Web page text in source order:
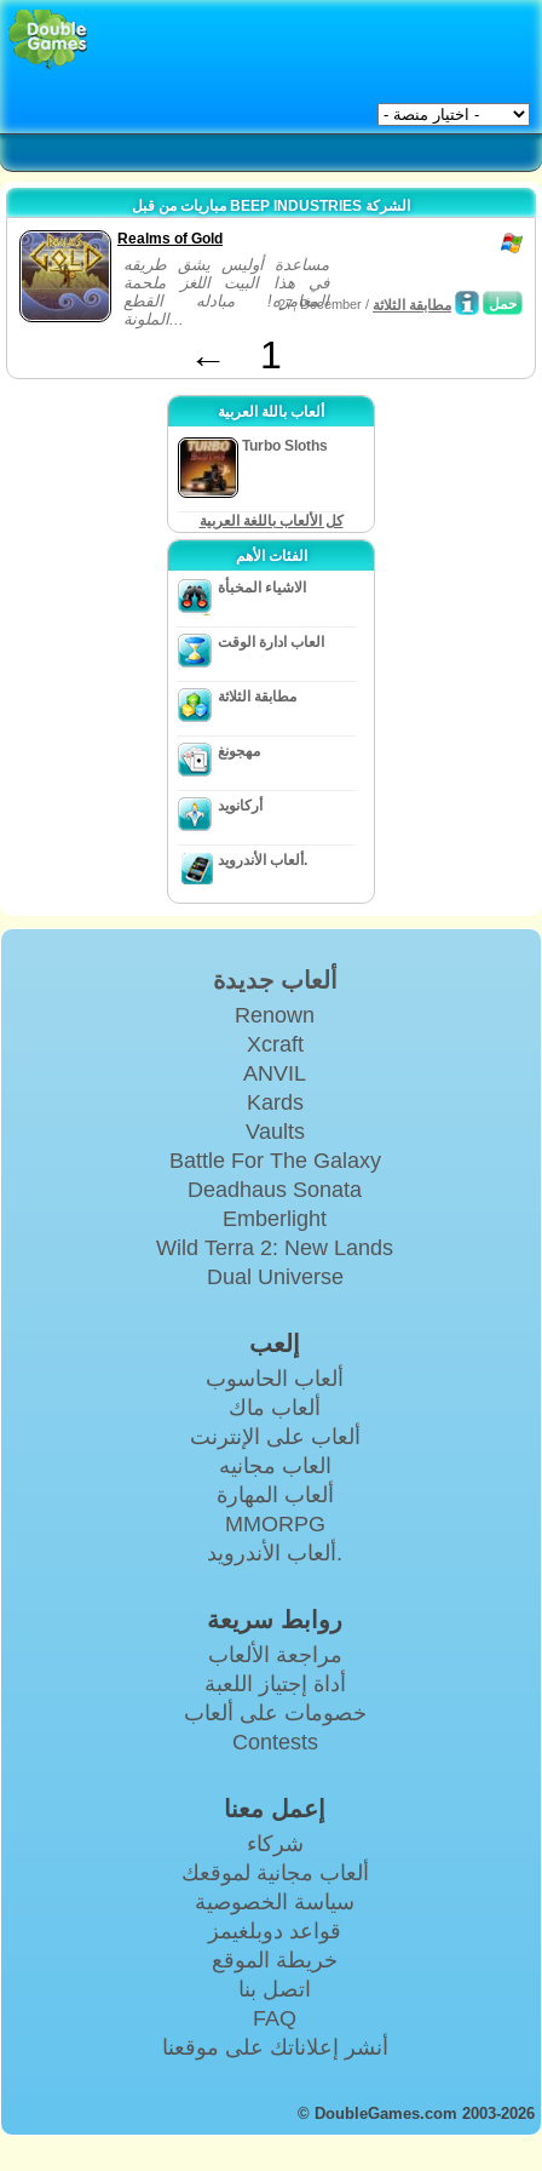
مباريات من قبل BEEP INDUSTRIES الشركة
Realms of Gold
مساعدة أوليس يشق طريقه
في هذا البيت اللغز ملحمة
المغامره! مبادله القطع
الملونة...
حمل 27, December / مطابقة الثلاثة
← 1
ألعاب باللة العربية
Turbo Sloths
كل الألعاب باللغة العربية
الفئات الأهم
الاشياء المخبأة
العاب ادارة الوقت
مطابقة الثلاثة
مهجونغ
أركانويد
ألعاب الأندرويد.
ألعاب جديدة
Renown
Xcraft
ANVIL
Kards
Vaults
Battle For The Galaxy
Deadhaus Sonata
Emberlight
Wild Terra 2: New Lands
Dual Universe
إلعب
ألعاب الحاسوب
ألعاب ماك
ألعاب على الإنترنت
العاب مجانيه
ألعاب المهارة
MMORPG
ألعاب الأندرويد.
روابط سريعة
مراجعة الألعاب
أداة إجتياز اللعبة
خصومات على ألعاب
Contests
إعمل معنا
شركاء
ألعاب مجانية لموقعك
سياسة الخصوصية
قواعد دوبلغيمز
خريطة الموقع
اتصل بنا
FAQ
أنشر إعلاناتك على موقعنا
© DoubleGames.com 2003-2026